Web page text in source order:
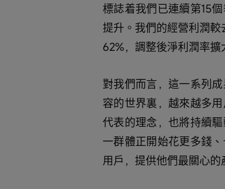
標誌着我們已連續第15
提升。我們的經營利潤
62%，調整後淨利潤率擴
對我們而言，這一系列
容的世界裏，越來越多
代表的理念，也將持續
一群體正開始花更多錢
用戶，提供他們最關心的